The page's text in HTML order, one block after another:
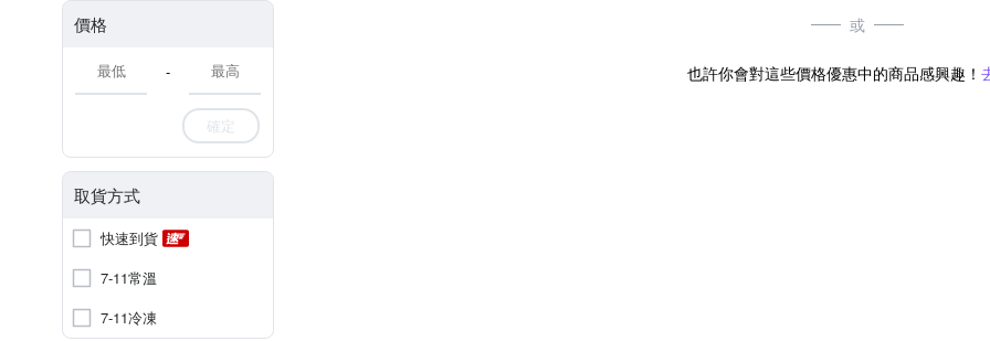
價格
-
確定
取貨方式
快速到貨
7-11常溫
7-11冷凍
或
也許你會對這些價格優惠中的商品感興趣！